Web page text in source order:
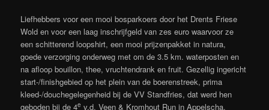
Liefhebbers voor een mooi bosparkoers door het Drents Friese
Wold en voor een laag inschrijfgeld van zes euro waarvoor ze
een schitterend loopshirt, een mooi prijzenpakket in natura,
goede verzorging onderweg met om de 3.5 km. waterposten en
na afloop bouillon, thee, vruchtendrank en fruit. Gezellig ingericht
start-/finishgebied op het plein van de boerenstreek, prima
kleed-/douchegelegenheid bij de VV Standfries, dat werd hen
geboden bij de 4e v.d. Veen & Kromhout Run in Appelscha.